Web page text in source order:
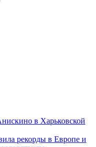
в Харьковской
рекорды в Европе и